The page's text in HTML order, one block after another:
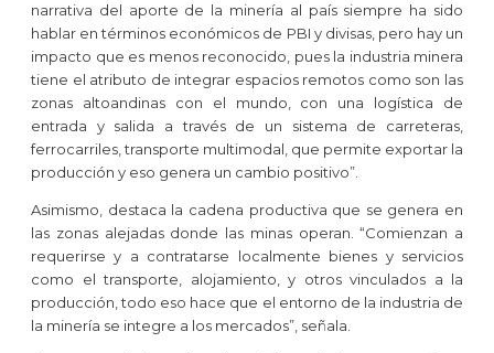
narrativa del aporte de la minería al país siempre ha sido
hablar en términos económicos de PBI y divisas, pero hay un
impacto que es menos reconocido, pues la industria minera
tiene el atributo de integrar espacios remotos como son las
zonas altoandinas con el mundo, con una logística de
entrada y salida a través de un sistema de carreteras,
ferrocarriles, transporte multimodal, que permite exportar la
producción y eso genera un cambio positivo”.
Asimismo, destaca la cadena productiva que se genera en
las zonas alejadas donde las minas operan. “Comienzan a
requerirse y a contratarse localmente bienes y servicios
como el transporte, alojamiento, y otros vinculados a la
producción, todo eso hace que el entorno de la industria de
la minería se integre a los mercados”, señala.